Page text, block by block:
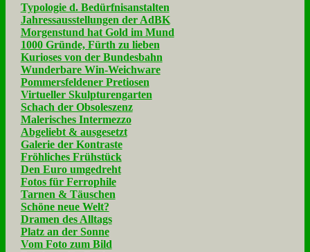
Typologie d. Bedürfnisanstalten
Jahressausstellungen der AdBK
Morgenstund hat Gold im Mund
1000 Gründe, Fürth zu lieben
Kurioses von der Bundesbahn
Wunderbare Win-Weichware
Pommersfeldener Pretiosen
Virtueller Skulpturengarten
Schach der Obsoleszenz
Malerisches Intermezzo
Abgeliebt & ausgesetzt
Galerie der Kontraste
Fröhliches Frühstück
Den Euro umgedreht
Fotos für Ferrophile
Tarnen & Täuschen
Schöne neue Welt?
Dramen des Alltags
Platz an der Sonne
Vom Foto zum Bild